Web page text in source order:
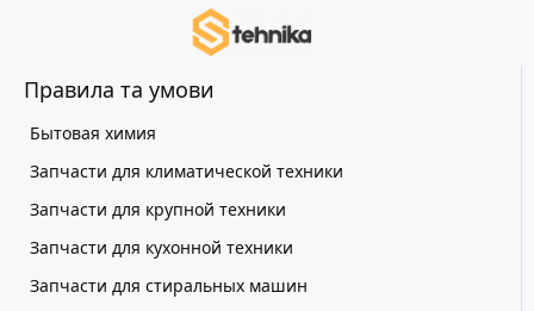
Правила та умови
Бытовая химия
Запчасти для климатической техники
Запчасти для крупной техники
Запчасти для кухонной техники
Запчасти для стиральных машин